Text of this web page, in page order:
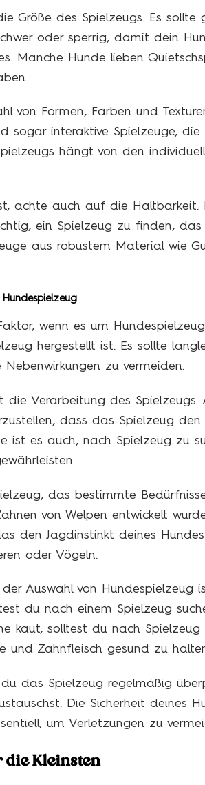
Größe des Spielzeugs. Es sollte
oder sperrig, damit dein
Manche Hunde lieben
von Formen, Farben und
sogar interaktive Spielzeuge,
hängt von den
achte auch auf die Haltbarkeit.
ein Spielzeug zu finden,
aus robustem Material wie
wenn es um
hergestellt ist. Es sollte
zu vermeiden.
die Verarbeitung des
dass das Spielzeug
ist es auch, nach Spielzeug zu
das bestimmte
von Welpen entwickelt
den Jagdinstinkt deines
oder Vögeln.
Auswahl von Hundespielzeug
du nach einem Spielzeug
kaut, solltest du nach
und Zahnfleisch gesund zu
das Spielzeug regelmäßig
Die Sicherheit deines
um Verletzungen zu
die Kleinsten